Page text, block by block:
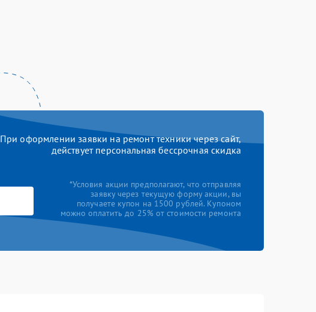
При оформлении заявки на ремонт техники через сайт,
действует персональная бессрочная скидка
*Условия акции предполагают, что отправляя
заявку через текущую форму акции, вы
получаете купон на 1500 рублей. Купоном
можно оплатить до 25% от стоимости ремонта